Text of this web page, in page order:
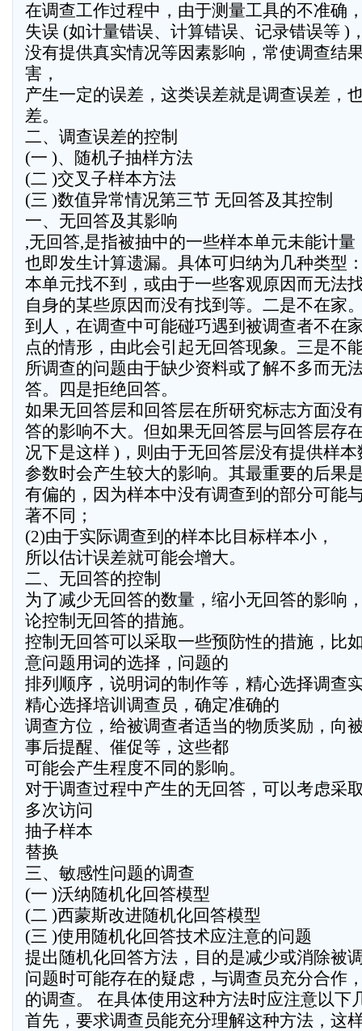
在调查工作过程中，由于测量工具的不准确
失误 (如计量错误、计算错误、记录错误等 )
没有提供真实情况等因素影响，常使调查结
害，
产生一定的误差，这类误差就是调查误差，
差。
二、调查误差的控制
(一 )、随机子抽样方法
(二 )交叉子样本方法
(三 )数值异常情况第三节 无回答及其控制
一、无回答及其影响
,无回答,是指被抽中的一些样本单元未能计量
也即发生计算遗漏。具体可归纳为几种类型
本单元找不到，或由于一些客观原因而无法
自身的某些原因而没有找到等。二是不在家
到人，在调查中可能碰巧遇到被调查者不在
点的情形，由此会引起无回答现象。三是不
所调查的问题由于缺少资料或了解不多而无
答。四是拒绝回答。
如果无回答层和回答层在所研究标志方面没
答的影响不大。但如果无回答层与回答层存
况下是这样 )，则由于无回答层没有提供样
参数时会产生较大的影响。其最重要的后果
有偏的，因为样本中没有调查到的部分可能
著不同；
(2)由于实际调查到的样本比目标样本小，
所以估计误差就可能会增大。
二、无回答的控制
为了减少无回答的数量，缩小无回答的影响
论控制无回答的措施。
控制无回答可以采取一些预防性的措施，比
意问题用词的选择，问题的
排列顺序，说明词的制作等，精心选择调查
精心选择培训调查员，确定准确的
调查方位，给被调查者适当的物质奖励，向
事后提醒、催促等，这些都
可能会产生程度不同的影响。
对于调查过程中产生的无回答，可以考虑采
多次访问
抽子样本
替换
三、敏感性问题的调查
(一 )沃纳随机化回答模型
(二 )西蒙斯改进随机化回答模型
(三 )使用随机化回答技术应注意的问题
提出随机化回答方法，目的是减少或消除被
问题时可能存在的疑虑，与调查员充分合作
的调查。 在具体使用这种方法时应注意以下
首先，要求调查员能充分理解这种方法，这